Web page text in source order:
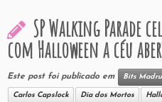
SP Walking Parade
com Halloween a céu
Este post foi publicado em Bits
Carlos Capslock Dia dos Mortos